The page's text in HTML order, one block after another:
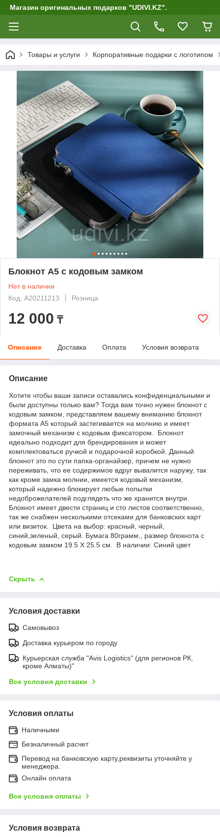
Магазин оригинальных подарков "UDIVI.KZ".
Товары и услуги Корпоративные подарки c логотипом
Блокнот А5 с кодовым замком
Нет в наличии
Код: А20211213
Розница
12 000 ₸
Описание Доставка Оплата Условия возврата
Описание
Хотите чтобы ваши записи оставались конфиденциальными и
были доступны только вам? Тогда вам точно нужен блокнот с
кодовым замком, представляем вашему вниманию блокнот
формата А5 который застегивается на молнию и имеет
замочный механизм с кодовым фиксатором. Блокнот
идеально подходит для брендирования и может
комплектоваться ручкой и подарочной коробкой. Данный
блокнот это по сути папка-органайзер, причем не нужно
переживать, что ее содержимое вдруг вывалится наружу, так
как кроме замка молнии, имеется кодовый механизм,
который надежно блокирует любые попытки
недоброжелателей подглядеть что же хранится внутри.
Блокнот имеет двести страниц и сто листов соответственно,
так же снабжен несколькими отсеками для банковских карт
или визиток. Цвета на выбор: красный, черный,
синий,зеленый, серый. Бумага 80грамм., размер блокнота с
кодовым замком 19.5 Х 25.5 см. В наличии: Синий цвет
Скрыть
Условия доставки
Самовывоз
Доставка курьером по городу
Курьерская служба "Avis Logistics" (для регионов РК,
кроме Алматы)"
Все условия доставки
Условия оплаты
Наличными
Безналичный расчет
Перевод на банковскую карту,реквизиты уточняйте у
менеджера.
Онлайн оплата
Все условия оплаты
Условия возврата